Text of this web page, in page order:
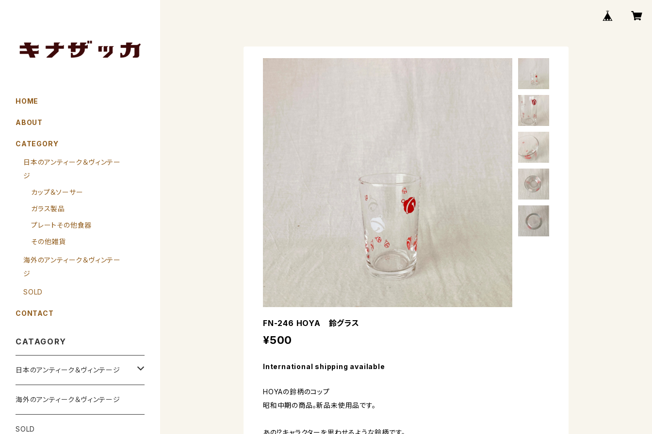
FN-246 HOYA 鈴グラス
¥500
International shipping available
HOYAの鈴柄のコップ
昭和中期の商品。新品未使用品です。
あの!?キャラクターを思わせるような鈴柄です。
HOME
ABOUT
CATEGORY
日本のアンティーク＆ヴィンテー
ジ
カップ＆ソーサー
ガラス製品
プレートその他食器
その他雑貨
海外のアンティーク＆ヴィンテー
ジ
SOLD
CONTACT
CATAGORY
日本のアンティーク＆ヴィンテージ
カップ＆ソーサー
ガラス製品
海外のアンティーク＆ヴィンテージ
SOLD